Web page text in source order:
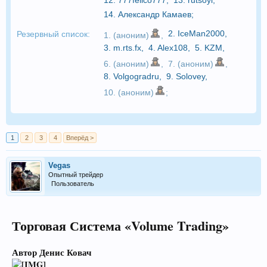
14. Александр Камаев;
Резервный список: 1. (аноним) 2. IceMan2000
3. m.rts.fx 4. Alex108 5. KZM
6. (аноним)
7. (аноним)
8. Volgogradru 9. Solovey,
10. (аноним)
;
1 2 3 4 Вперёд >
Vegas
Опытный трейдер
Пользователь
Торговая Система «Volume Trading»
Автор Денис Ковач